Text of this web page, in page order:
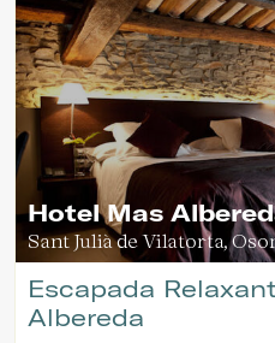
persones.
Un sopar gastronòmic de
per a dues persones (begudes
incloses).
Una ampolla de cava i
benvinguda a l'habitació.
Un massatge ritual
relax en parella de 60 minuts.
Hotel Mas
Sant Julià de Vilatorta,
Escapada
Albereda